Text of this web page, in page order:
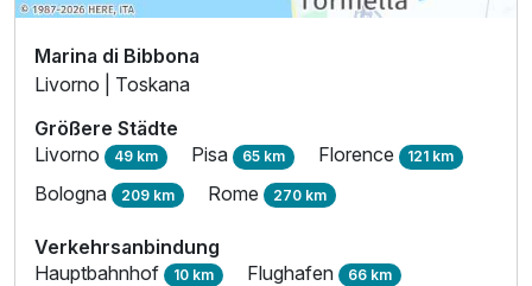
Marina di Bibbona
Livorno | Toskana
Größere Städte
Livorno 49 km Pisa 65 km Florence 121 km
Bologna 209 km Rome 270 km
Verkehrsanbindung
Hauptbahnhof 10 km Flughafen 66 km